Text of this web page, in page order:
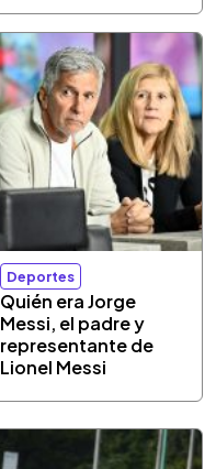
Deportes
Quién era Jorge
Messi, el padre y
representante de
Lionel Messi